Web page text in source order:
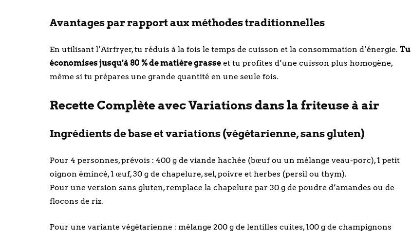
Avantages par rapport aux méthodes traditionnelles
En utilisant l’Airfryer, tu réduis à la fois le temps de cuisson et la consommation d’énergie. Tu
économises jusqu’à 80 % de matière grasse et tu profites d’une cuisson plus homogène,
même si tu prépares une grande quantité en une seule fois.
Recette Complète avec Variations dans la friteuse à air
Ingrédients de base et variations (végétarienne, sans gluten)
Pour 4 personnes, prévois : 400 g de viande hachée (bœuf ou un mélange veau-porc), 1 petit
oignon émincé, 1 œuf, 30 g de chapelure, sel, poivre et herbes (persil ou thym).
Pour une version sans gluten, remplace la chapelure par 30 g de poudre d’amandes ou de
flocons de riz.
Pour une variante végétarienne : mélange 200 g de lentilles cuites, 100 g de champignons